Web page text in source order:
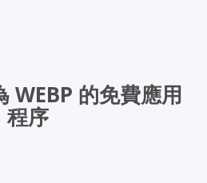
WEBP 的免費應用
程序